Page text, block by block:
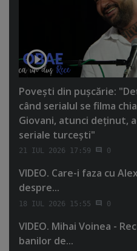
Poveşti din puşcărie:
când serialul se filma
Giovani, atunci deţinut,
seriale turceşti"
21 IUL 2026 17:59 0
VIDEO. Care-i faza cu
despre...
18 IUL 2026 15:55 0
VIDEO. Mihai Voinea -
banilor de...